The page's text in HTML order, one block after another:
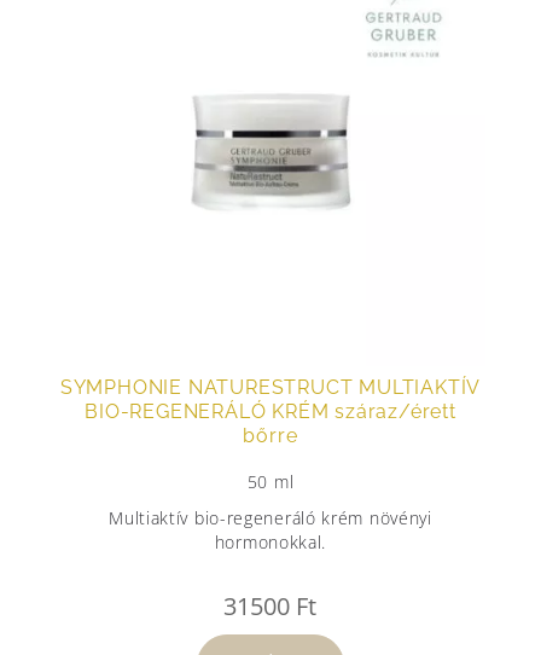
SYMPHONIE NATURESTRUCT MULTIAKTÍV
BIO-REGENERÁLÓ KRÉM száraz/érett
bőrre
50 ml
Multiaktív bio-regeneráló krém növényi
hormonokkal.
31500 Ft